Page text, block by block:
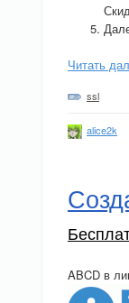
Читать
ssl
alice2k
ABCD в